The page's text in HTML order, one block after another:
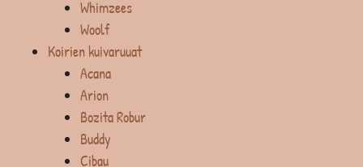
Whimzees
Woolf
Koirien kuivaruuat
Acana
Arion
Bozita Robur
Buddy
Cibau